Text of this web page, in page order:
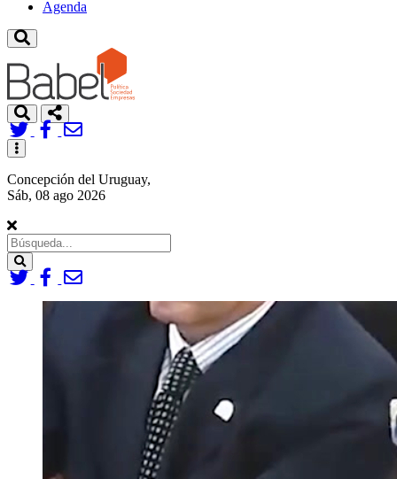
Agenda
Toggle
navigation
Concepción del Uruguay,
Sáb, 08 ago 2026
Search